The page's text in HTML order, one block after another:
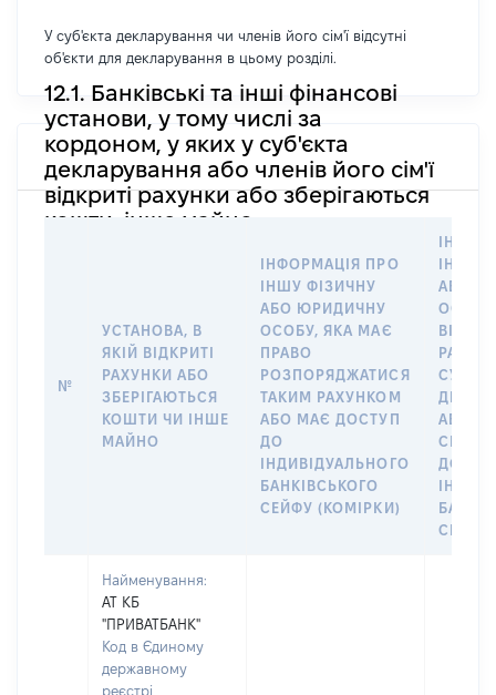
У суб'єкта декларування чи членів його сім'ї відсутні
об'єкти для декларування в цьому розділі.
12.1. Банківські та інші фінансові
установи, у тому числі за
кордоном, у яких у суб'єкта
декларування або членів його сім'ї
відкриті рахунки або зберігаються
кошти, інше майно
№
УСТАНОВА, В
ЯКІЙ ВІДКРИТІ
РАХУНКИ АБО
ЗБЕРІГАЮТЬСЯ
КОШТИ ЧИ ІНШЕ
МАЙНО
ІНФОРМАЦІЯ ПРО
ІНШУ ФІЗИЧНУ
АБО ЮРИДИЧНУ
ОСОБУ, ЯКА МАЄ
ПРАВО
РОЗПОРЯДЖАТИСЯ
ТАКИМ РАХУНКОМ
АБО МАЄ ДОСТУП
ДО
ІНДИВІДУАЛЬНОГО
БАНКІВСЬКОГО
СЕЙФУ (КОМІРКИ)
ІНШУ
АБО
АБО
СІМ’Ї
СЕЙФУ
Найменування:
АТ КБ
"ПРИВАТБАНК"
Код в Єдиному
державному
реєстрі